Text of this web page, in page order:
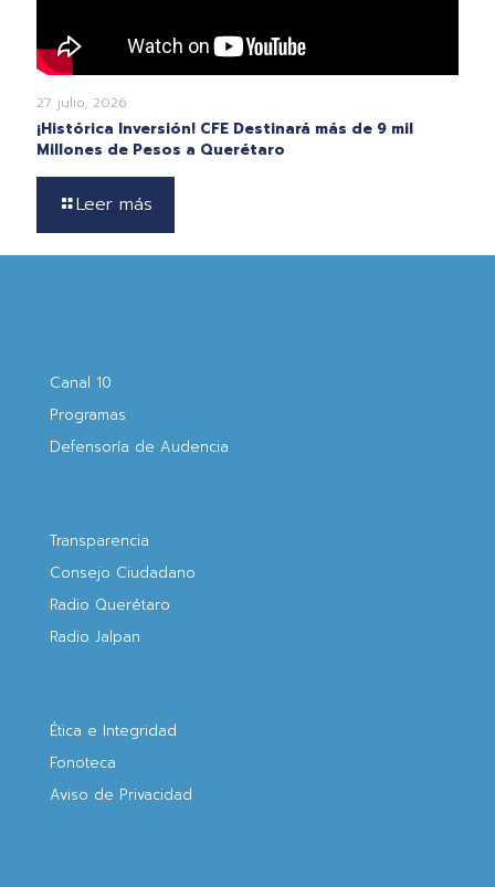
27 julio, 2026
¡Histórica Inversión! CFE Destinará más de 9 mil
Millones de Pesos a Querétaro
Leer más
Canal 10
Programas
Defensoría de Audencia
Transparencia
Consejo Ciudadano
Radio Querétaro
Radio Jalpan
Ética e Integridad
Fonoteca
Aviso de Privacidad